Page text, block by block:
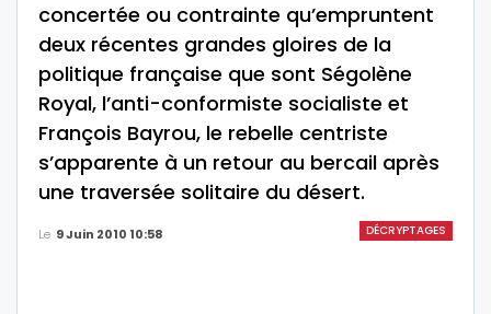
concertée ou contrainte qu’empruntent
deux récentes grandes gloires de la
politique française que sont Ségolène
Royal, l’anti-conformiste socialiste et
François Bayrou, le rebelle centriste
s’apparente à un retour au bercail après
une traversée solitaire du désert.
DÉCRYPTAGES
Le 9 Juin 2010 10:58